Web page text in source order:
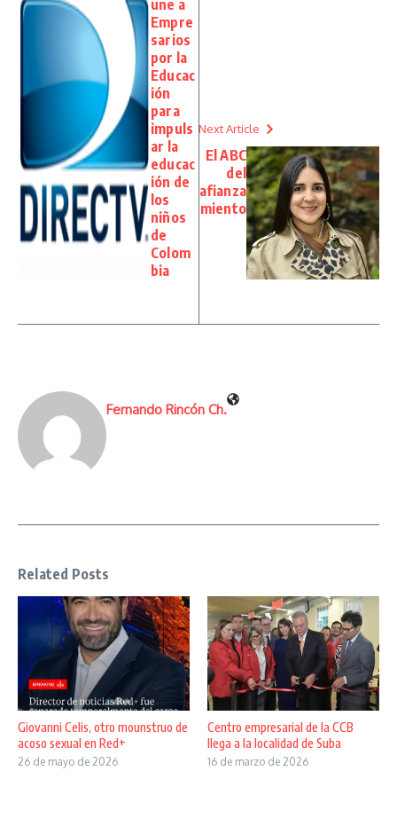
une a
Empre
sarios
por la
Educac
ión
para
impuls
ar la
educac
ión de
los
niños
de
Colom
bia
Next Article
El ABC
del
afianza
miento
Fernando Rincón Ch.
Related Posts
Giovanni Celis, otro mounstruo de
acoso sexual en Red+
26 de mayo de 2026
Centro empresarial de la CCB
llega a la localidad de Suba
16 de marzo de 2026